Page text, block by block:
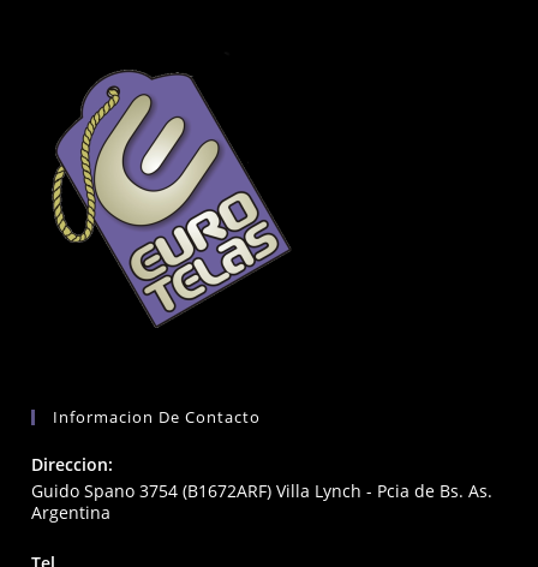
Informacion De Contacto
Direccion:
Guido Spano 3754 (B1672ARF) Villa Lynch - Pcia de Bs. As.
Argentina